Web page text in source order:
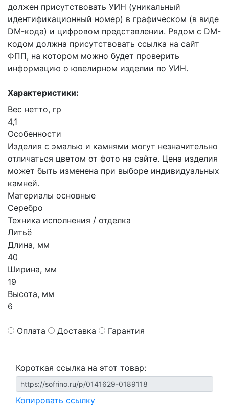
должен присутствовать УИН (уникальный
идентификационный номер) в графическом (в виде
DM-кода) и цифровом представлении. Рядом с DM-
кодом должна присутствовать ссылка на сайт
ФПП, на котором можно будет проверить
информацию о ювелирном изделии по УИН.
Характеристики:
Вес нетто, гр
4,1
Особенности
Изделия с эмалью и камнями могут незначительно
отличаться цветом от фото на сайте. Цена изделия
может быть изменена при выборе индивидуальных
камней.
Материалы основные
Серебро
Техника исполнения / отделка
Литьё
Длина, мм
40
Ширина, мм
19
Высота, мм
6
Оплата Доставка Гарантия
Короткая ссылка на этот товар:
Копировать ссылку